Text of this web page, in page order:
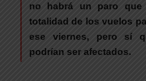
no habrá un paro
totalidad de los vuelos
ese viernes, pero sí
podrían ser afectados.